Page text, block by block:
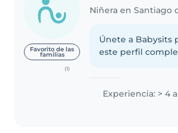
Favorito de las
familias
(1)
Únete a Babysits
este perfil
Experiencia: > 4